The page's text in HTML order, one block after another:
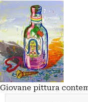
Giovane pittura